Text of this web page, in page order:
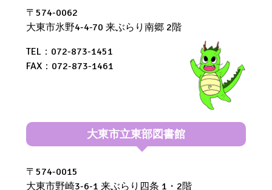
〒574-0062
大東市氷野4-4-70 来ぶらり南郷 2階
TEL：072-873-1451
FAX：072-873-1461
大東市立東部図書館
〒574-0015
大東市野崎3-6-1 来ぶらり四条 1・2階